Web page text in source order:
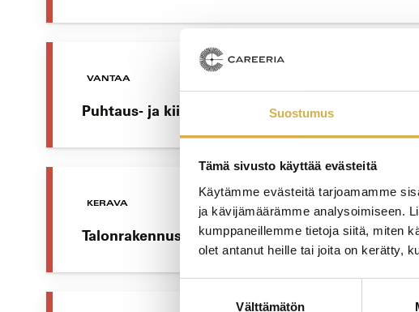
Suostumus
Tämä sivusto käyttää evästeitä
Käytämme evästeitä tarjoamamme
ja kävijämäärämme analysoimiseen.
kumppaneillemme tietoja siitä, miten
olet antanut heille tai joita on kerätty,
Välttämätön
VANTAA
Puhtaus- ja kiinteistöpalvelualan
KERAVA
Talonrakennusalan erikoisammattitutkinto